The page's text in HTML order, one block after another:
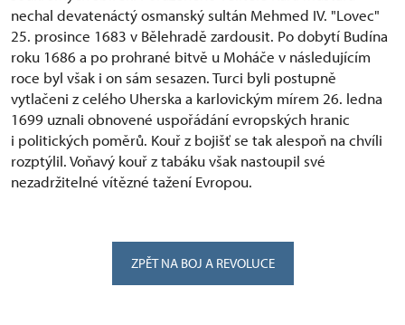
nechal devatenáctý osmanský sultán Mehmed IV. "Lovec"
25. prosince 1683 v Bělehradě zardousit. Po dobytí Budína
roku 1686 a po prohrané bitvě u Moháče v následujícím
roce byl však i on sám sesazen. Turci byli postupně
vytlačeni z celého Uherska a karlovickým mírem 26. ledna
1699 uznali obnovené uspořádání evropských hranic
i politických poměrů. Kouř z bojišť se tak alespoň na chvíli
rozptýlil. Voňavý kouř z tabáku však nastoupil své
nezadržitelné vítězné tažení Evropou.
ZPĚT NA BOJ A REVOLUCE